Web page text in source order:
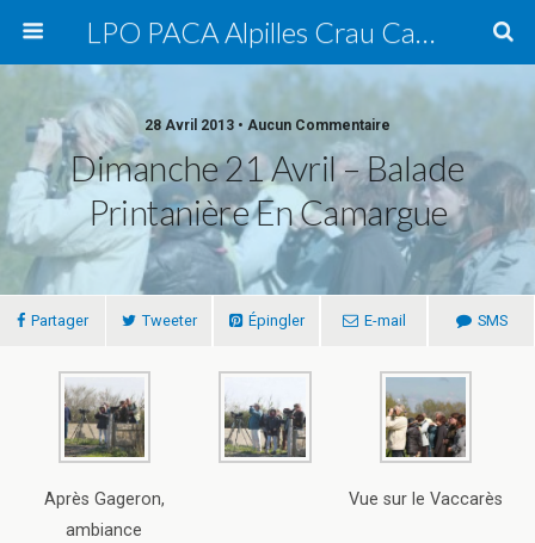
LPO PACA Alpilles Crau Camargue, groupe local
28 Avril 2013 • Aucun Commentaire
Dimanche 21 Avril – Balade
Printanière En Camargue
Partager Tweeter Épingler E-mail SMS
Après Gageron,
ambiance
Vue sur le Vaccarès